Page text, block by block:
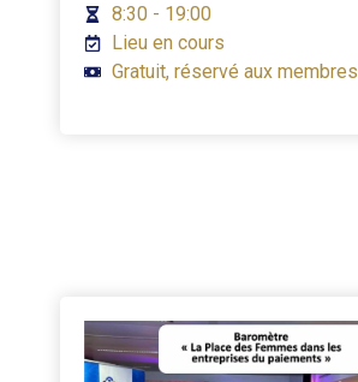
8:30 - 19:00
Lieu en cours
Gratuit, réservé aux membres